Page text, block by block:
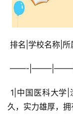
排名|学校名称|
——-
久，实力雄厚，